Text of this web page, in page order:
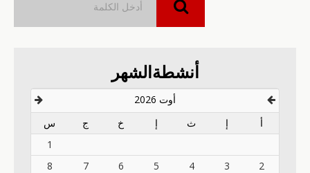
أنشطةالشهر
أوت 2026
أ
إ ث إ خ ج
س
1
2
3
4
5
6
7
8